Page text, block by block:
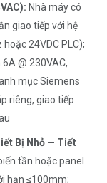
Nhà máy có
giao tiếp với hệ
24VDC PLC);
@ 230VAC,
mục Siemens
riêng, giao tiếp
Bị Nhỏ — Tiết
tần hoặc panel
hạn ≤100mm;